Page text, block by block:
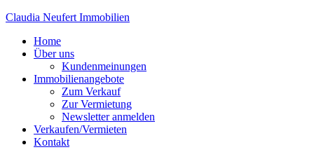
Claudia Neufert Immobilien
Home
Über uns
Kundenmeinungen
Immobilienangebote
Zum Verkauf
Zur Vermietung
Newsletter anmelden
Verkaufen/Vermieten
Kontakt